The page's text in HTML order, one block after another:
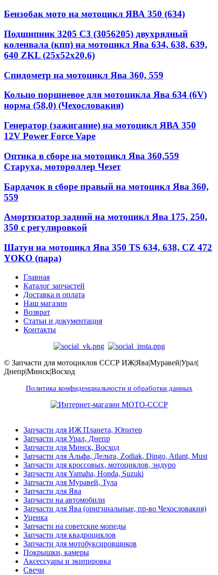
Бензобак мото на мотоцикл ЯВА 350 (634)
Подшипник 3205 C3 (3056205) двухрядный
коленвала (кпп) на мотоцикл Ява 634, 638, 639,
640 ZKL (25x52x20,6)
Спидометр на мотоцикл Ява 360, 559
Кольцо поршневое для мотоцикла Ява 634 (6V)
норма (58,0) (Чехословакия)
Генератор (зажигание) на мотоцикл ЯВА 350
12V Power Force Vape
Оптика в сборе на мотоцикл Ява 360,559
Старуха, мотороллер Чезет
Бардачок в сборе правый на мотоцикл Ява 360,
559
Амортизатор задний на мотоцикл Ява 175, 250,
350 с регулировкой
Шатун на мотоцикл Ява 350 TS 634, 638, CZ 472
YOKO (пара)
Главная
Каталог запчастей
Доставка и оплата
Наш магазин
Возврат
Статьи и документация
Контакты
© Запчасти для мотоциклов СССР ИЖ|Ява|Муравей|Урал|
Днепр|Минск|Восход
Политика конфиденциальности и обработки данных
Запчасти для ИЖ Планета, Юпитер
Запчасти для Урал, Днепр
Запчасти для Минск, Восход
Запчасти для Альфа, Дельта, Zodiak, Dingo, Atlant, Must
Запчасти для кроссовых, мотоциклов, эндуро
Запчасти для Yamaha, Honda, Suzuki
Запчасти для Муравей, Тула
Запчасти для Ява
Запчасти на автомобили
Запчасти для Ява (оригинальные, пр-во Чехословакия)
Уценка
Запчасти на советские мопеды
Запчасти для квадроциклов
Запчасти для мотобуксировщиков
Покрышки, камеры
Аксессуары и экипировка
Свечи